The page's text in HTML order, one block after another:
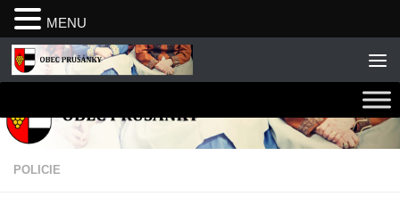
Skip to content
POLICIE
MENU